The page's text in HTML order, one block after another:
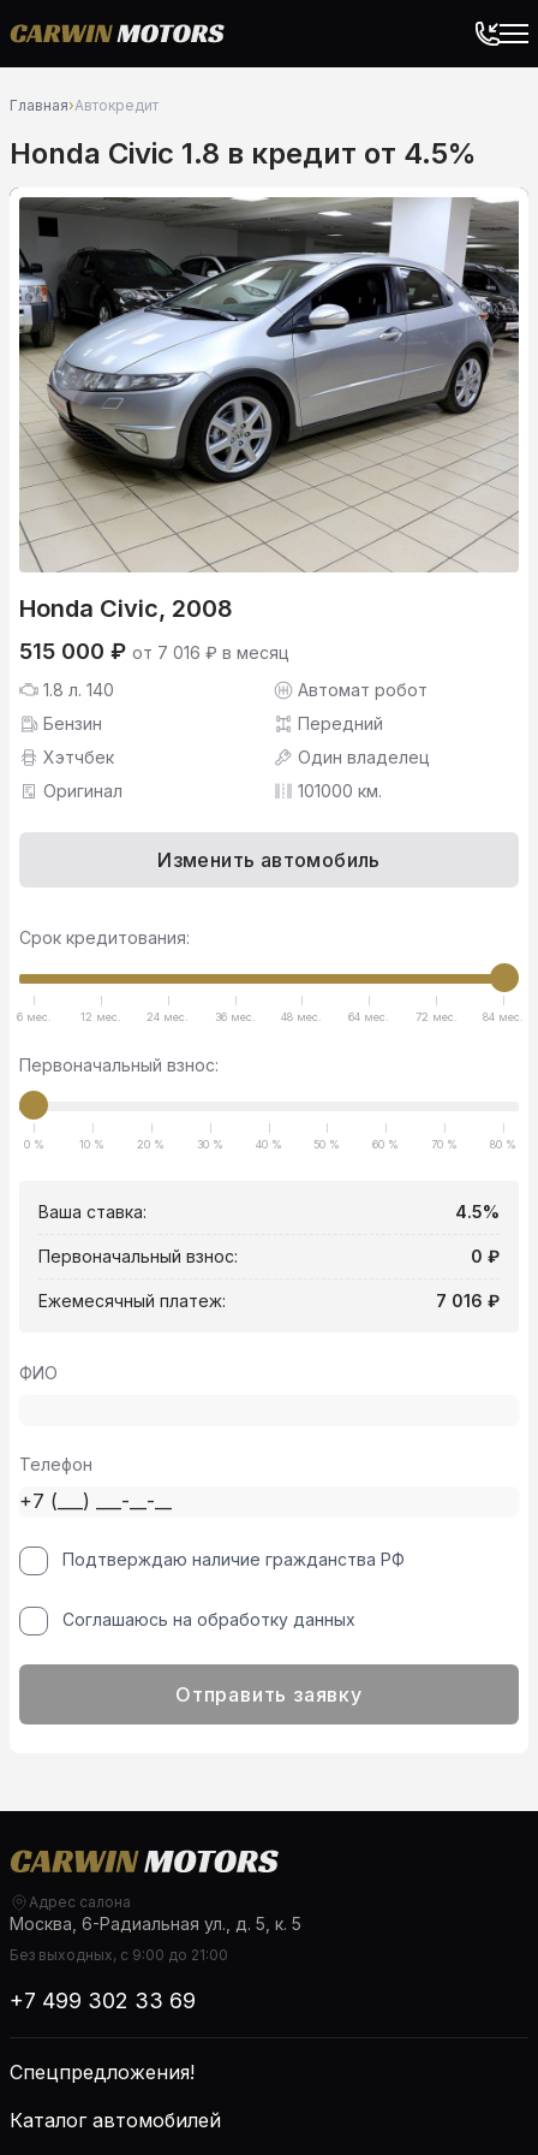
Главная›Автокредит
Honda Civic 1.8 в кредит от 4.5%
Honda Civic, 2008
515 000 ₽ от 7 016 ₽ в месяц
1.8 л. 140
Автомат робот
Бензин
Передний
Хэтчбек
Один владелец
Оригинал
101000 км.
Изменить автомобиль
Срок кредитования:
6 мес. 12 мес. 24 мес. 36 мес. 48 мес. 64 мес. 72 мес. 84 мес.
Первоначальный взнос:
0 % 10 % 20 % 30 % 40 % 50 % 60 % 70 % 80 %
Ваша ставка: 4.5%
Первоначальный взнос: 0 ₽
Ежемесячный платеж: 7 016 ₽
ФИО
Телефон
Подтверждаю наличие гражданства РФ
Соглашаюсь на обработку данных
Отправить заявку
Адрес салона
Москва, 6-Радиальная ул., д. 5, к. 5
Без выходных, с 9:00 до 21:00
+7 499 302 33 69
Спецпредложения!
Каталог автомобилей